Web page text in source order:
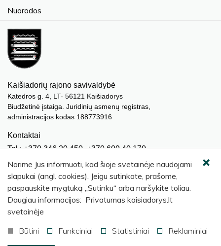
Nuorodos
Kaišiadorių rajono savivaldybė
Katedros g. 4, LT- 56121 Kaišiadorys
Biudžetinė įstaiga. Juridinių asmenų registras,
administracijos kodas 188773916
Kontaktai
Tel.: +370 346 20 450, +370 609 40 170
El. paštas.: meras@kaisiadorys.lt
dokumentai@kaisiadorys.lt
Naujienų prenumerata
© 2026 Kaišiadorių rajono savivaldybė
Norime Jus informuoti, kad šioje svetainėje naudojami
slapukai (angl. cookies). Jeigu sutinkate, prašome,
paspauskite mygtuką „Sutinku“ arba naršykite toliau.
Daugiau informacijos: Privatumas kaisiadorys.lt
svetainėje
Būtini
Funkciniai Statistiniai Reklaminiai